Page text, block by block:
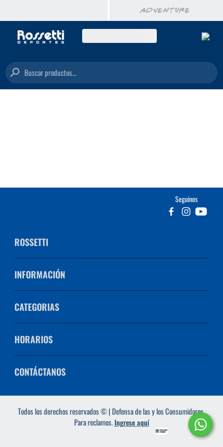
Buscar productos...
Seguinos
ROSSETTI
INFORMACIÓN
CATEGORIAS
HORARIOS
CONTÁCTANOS
Todos los derechos reservados © | Defensa de las y los Consumidores.
Para reclamos.Ingrese aquí